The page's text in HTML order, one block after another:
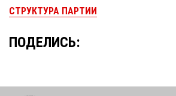
СТРУКТУРА ПАРТИИ
ПОДЕЛИСЬ: